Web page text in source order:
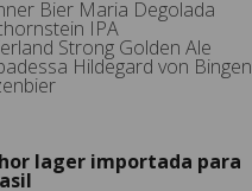
Bier Maria Degolada
IPA
Strong Golden Ale
Hildegard von Bingen
lager importada para